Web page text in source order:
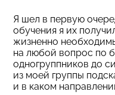
Я шел в первую
обучения я их
жизненно
на любой вопрос по
одногруппников до
из моей группы
и в каком